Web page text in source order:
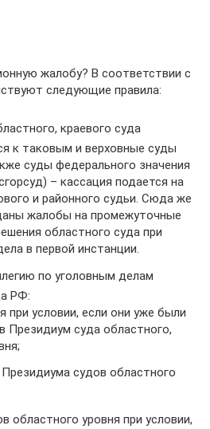
жалобу? В соответствии с
следующие правила:
краевого суда
к таковым и верховные суды
суды федерального значения
– кассация подается на
и районного судьи. Сюда же
жалобы на промежуточные
областного суда при
в первой инстанции.
по уголовным делам
РФ:
при условии, если они уже были
Президиум суда областного,
судов областного
областного уровня при условии,